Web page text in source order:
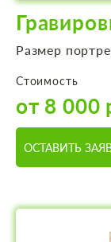
Размер
Стоимость
от 8 000
ОСТАВИТЬ